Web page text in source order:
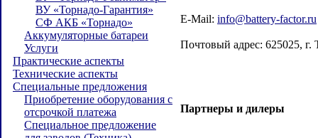
ВУ «Торнадо-Гарантия»
СФ АКБ «Торнадо»
Аккумуляторные батареи
Услуги
Практические аспекты
Технические аспекты
Специальные предложения
Приобретение оборудования с
отсрочкой платежа
Специальное предложение
E-Mail: info@battery-factor.ru
Почтовый адрес: 625025, г.
Партнеры и дилеры